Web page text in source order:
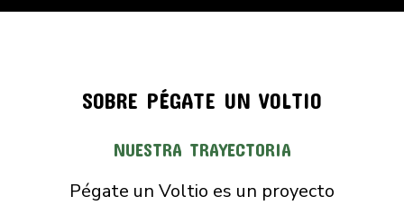
SOBRE PÉGATE UN VOLTIO
NUESTRA TRAYECTORIA
Pégate un Voltio es un proyecto